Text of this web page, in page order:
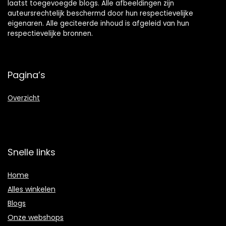
laatst toegevoegde blogs. Alle afbeeldingen zijn
auteursrechtelijk beschermd door hun respectievelijke
eigenaren. Alle geciteerde inhoud is afgeleid van hun
respectievelijke bronnen.
Pagina’s
Overzicht
Snelle links
Home
Alles winkelen
Blogs
Onze webshops